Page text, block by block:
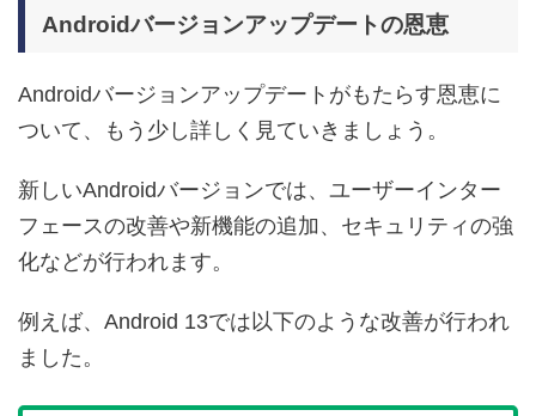
Androidバージョンアップデートの恩恵
Androidバージョンアップデートがもたらす恩恵に
ついて、もう少し詳しく見ていきましょう。
新しいAndroidバージョンでは、ユーザーインター
フェースの改善や新機能の追加、セキュリティの強
化などが行われます。
例えば、Android 13では以下のような改善が行われ
ました。